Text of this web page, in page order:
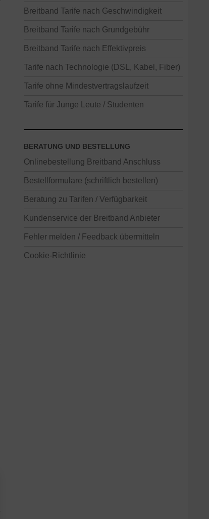
Breitband Tarife nach Geschwindigkeit
Breitband Tarife nach Grundgebühr
Breitband Tarife nach Effektivpreis
Tarife nach Technologie (DSL, Kabel, Fiber)
Tarife ohne Mindestvertragslaufzeit
Tarife für Junge Leute / Studenten
BERATUNG UND BESTELLUNG
Onlinebestellung Breitband Anschluss
Bestellformulare (schriftlich bestellen)
Beratung zu Tarifen / Verfügbarkeit
Kundenservice der Breitband Anbieter
Fehler melden / Feedback übermitteln
Cookie-Richtlinie